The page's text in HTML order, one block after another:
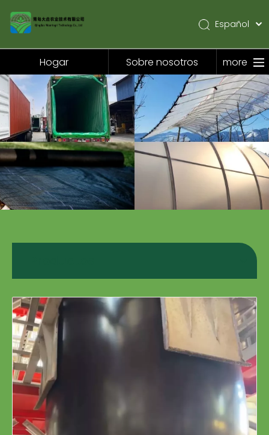
Hogar
Sobre nosotros
Productos
Solicitud
Noticias
Contáctenos
Español
Pусский
Hogar Sobre nosotros more